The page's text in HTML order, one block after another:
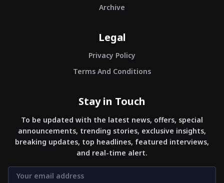
Archive
Legal
Privacy Policy
Terms And Conditions
Stay in Touch
To be updated with the latest news, offers, special
announcements, trending stories, exclusive insights,
breaking updates, top headlines, featured interviews,
and real-time alert.